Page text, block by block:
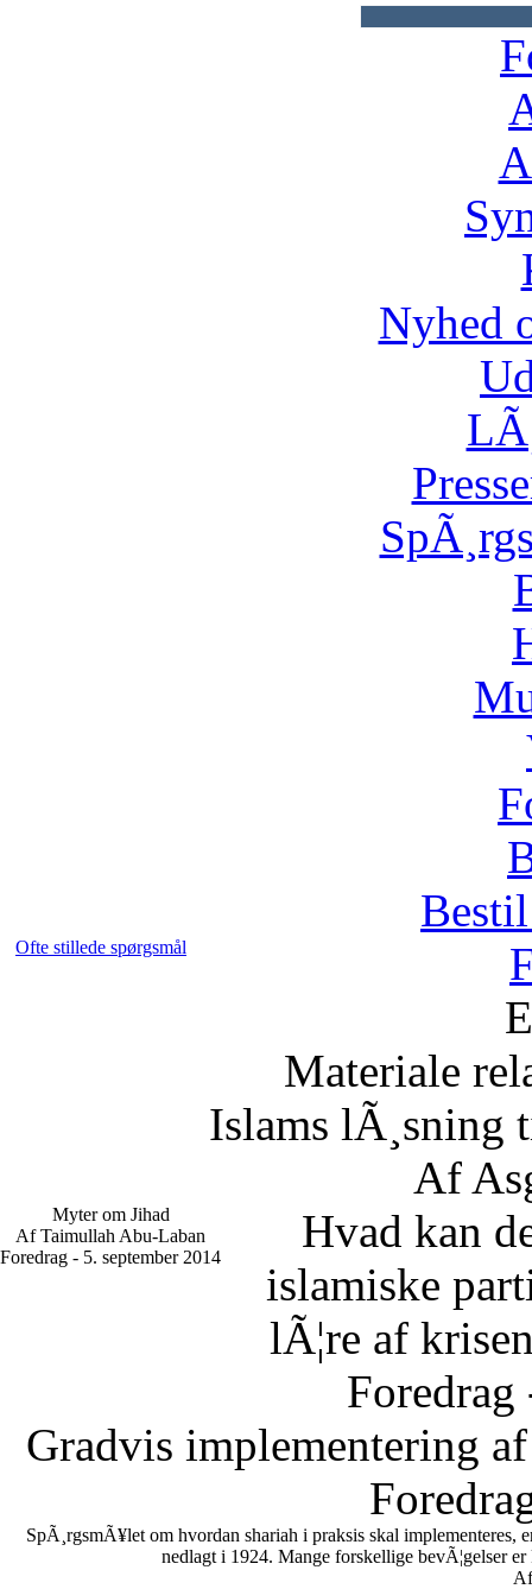
Nyhed
Ofte stillede spørgsmål
Materiale
Islams lÃ¸sning
Af
Myter om Jihad
Af Taimullah Abu-Laban
Foredrag - 5. september 2014
Hvad kan
islamiske
lÃ¦re af
Gradvis implementering
SpÃ¸rgsmÃ¥let om hvordan shariah i praksis skal implementeres,
nedlagt i 1924. Mange forskellige bevÃ¦gelser